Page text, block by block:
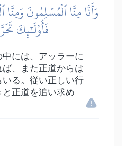
وَأَنَّا مِنَّا ٱلۡمُسۡلِمُونَ
فَأُوْلَٰٓئِكَ
には、アッラーに
、また正道からは
る。従い正しい行
正道を追い求め